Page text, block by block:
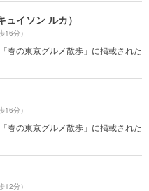
イソン ルカ）
16分）
春の東京グルメ散歩」に掲載された
16分）
春の東京グルメ散歩」に掲載された
12分）